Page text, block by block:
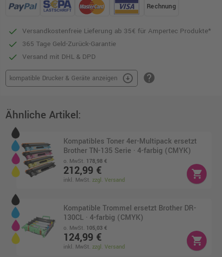
Rechnung
Versandkostenfreie Lieferung ab 35€ für Ampertec Produkte*
365 Tage Geld-Zurück-Garantie
Versand mit DHL & DPD
kompatible Drucker & Geräte anzeigen arrow_circle_down help
Ähnliche Artikel:
Kompatibles Toner 4er-Multipack ersetzt
Brother TN-135 Serie · 4-farbig (CMYK)
o. MwSt. 178,98 €
212,99 €
inkl. MwSt.zzgl. Versand
shopping_cart
Kompatible Trommel ersetzt Brother DR-
130CL · 4-farbig (CMYK)
o. MwSt. 105,03 €
124,99 €
inkl. MwSt.zzgl. Versand
shopping_cart